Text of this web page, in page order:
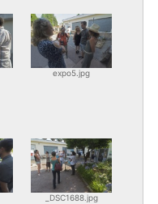
expo5.jpg
_DSC1688.jpg